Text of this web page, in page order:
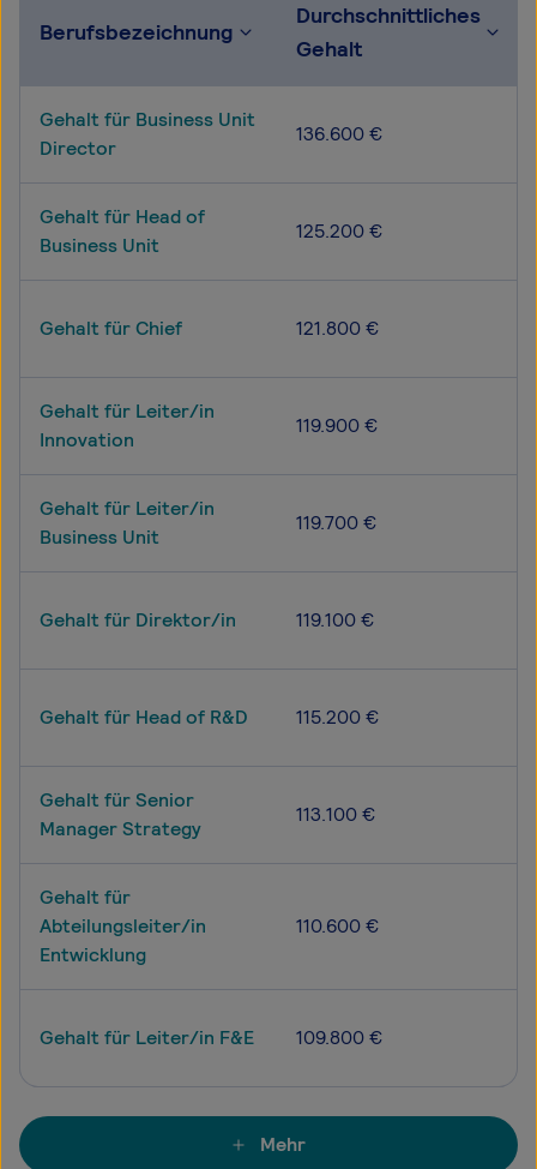
Berufsbezeichnung
Durchschnittliches
Gehalt
Gehalt für Business Unit
Director
136.600 €
Gehalt für Head of
Business Unit
125.200 €
Gehalt für Chief 121.800 €
Gehalt für Leiter/in
Innovation
119.900 €
Gehalt für Leiter/in
Business Unit
119.700 €
Gehalt für Direktor/in 119.100 €
Gehalt für Head of R&D 115.200 €
Gehalt für Senior
Manager Strategy
113.100 €
Gehalt für
Abteilungsleiter/in
Entwicklung
110.600 €
Gehalt für Leiter/in F&E 109.800 €
Mehr